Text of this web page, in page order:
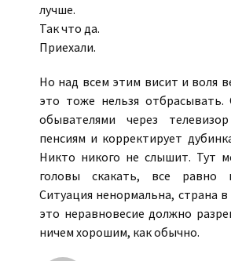
лучше.
Так что да.
Приехали.
Но над всем этим висит и воля
это тоже нельзя отбрасывать.
обывателями через
пенсиям и корректирует
Никто никого не слышит. Тут
головы скакать, все равно
Ситуация ненормальна, страна
это неравновесие должно
ничем хорошим, как обычно.